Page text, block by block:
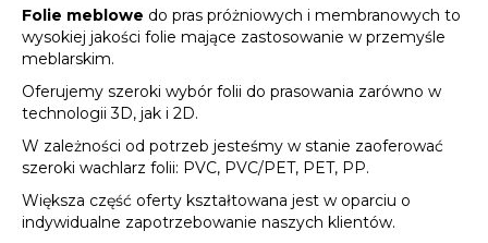
Folie meblowe do pras próżniowych i membranowych to
wysokiej jakości folie mające zastosowanie w przemyśle
meblarskim.
Oferujemy szeroki wybór folii do prasowania zarówno w
technologii 3D, jak i 2D.
W zależności od potrzeb jesteśmy w stanie zaoferować
szeroki wachlarz folii: PVC, PVC/PET, PET, PP.
Większa część oferty kształtowana jest w oparciu o
indywidualne zapotrzebowanie naszych klientów.